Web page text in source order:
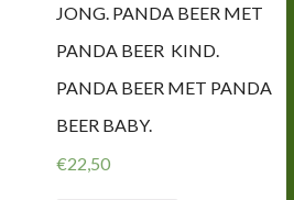
JONG. PANDA BEER MET
PANDA BEER KIND.
PANDA BEER MET PANDA
BEER BABY.
€22,50